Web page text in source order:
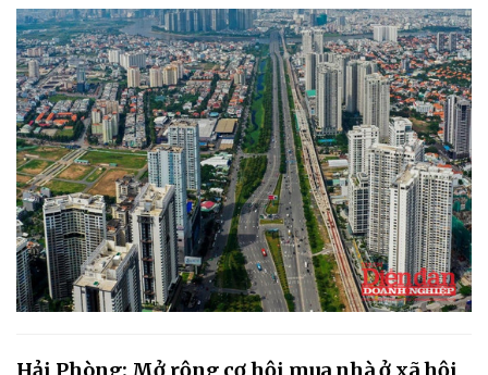
Hải Phòng: Mở rộng cơ hội mua nhà ở xã hội